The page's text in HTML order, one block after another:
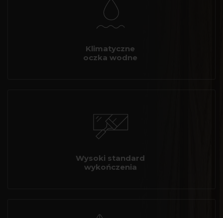
Klimatyczne
oczka wodne
Wysoki standard
wykończenia